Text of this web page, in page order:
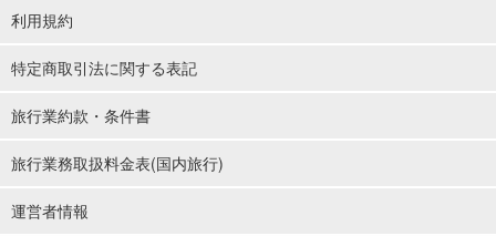
利用規約
特定商取引法に関する表記
旅行業約款・条件書
旅行業務取扱料金表(国内旅行)
運営者情報